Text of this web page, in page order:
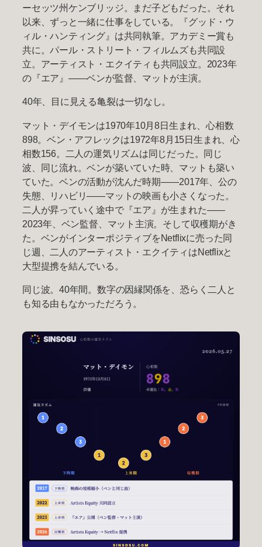
ーセッツ州ケンブリッジ。まだ子どもだった。それ
以来、ずっと一緒に仕事をしている。『グッド・ウ
ィル・ハンティング』は共同執筆。アカデミー賞も
共に。パール・ストリート・フィルムズも共同設
立。アーティスト・エクイティも共同設立。2023年
の『エア』——ベンが監督、マットが主演。
40年、目に見える亀裂は一切なし。
マット・デイモンは1970年10月8日生まれ、心相数
898。ベン・アフレックは1972年8月15日生まれ、心
相数156。二人の運気リズムは同じだった。同じ
波、同じ流れ。ベンが築いていた時、マットも築い
ていた。ベンの活動が沈んだ時期——2017年、公の
失態、リハビリ——マットの映画も小さくなった。
二人が昇っていく途中で『エア』が生まれた——
2023年、ベン監督、マット主演。そして収穫期がき
た。ベンがインターポジティブをNetflixに売った同
じ週、二人のアーティスト・エクイティはNetflixと
大型提携を結んでいる。
同じ波。40年間。数字の因縁関係を、恐らく二人と
も知る由もなかっただろう。